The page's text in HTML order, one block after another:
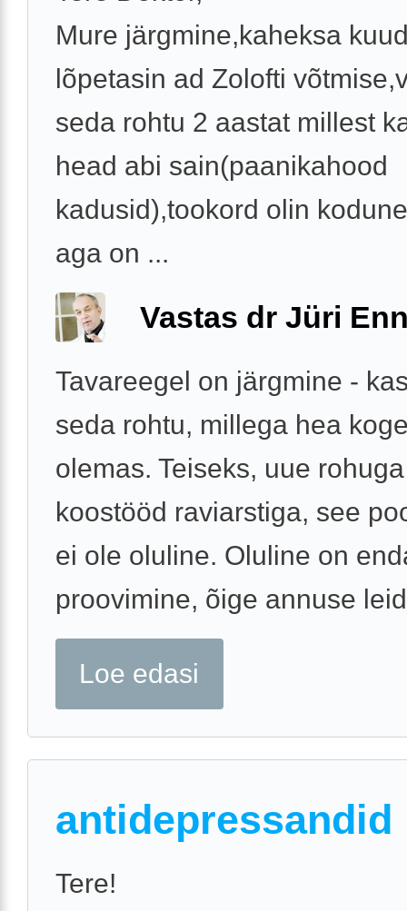
Mure järgmine,kaheksa
lõpetasin ad Zolofti
seda rohtu 2 aastat millest
head abi sain(paanikahood
kadusid),tookord olin
aga on ...
Vastas dr Jüri
Tavareegel on järgmine -
seda rohtu, millega hea
olemas. Teiseks, uue
koostööd raviarstiga, see
ei ole oluline. Oluline on
proovimine, õige annuse
Loe edasi
antidepressandid
Tere!